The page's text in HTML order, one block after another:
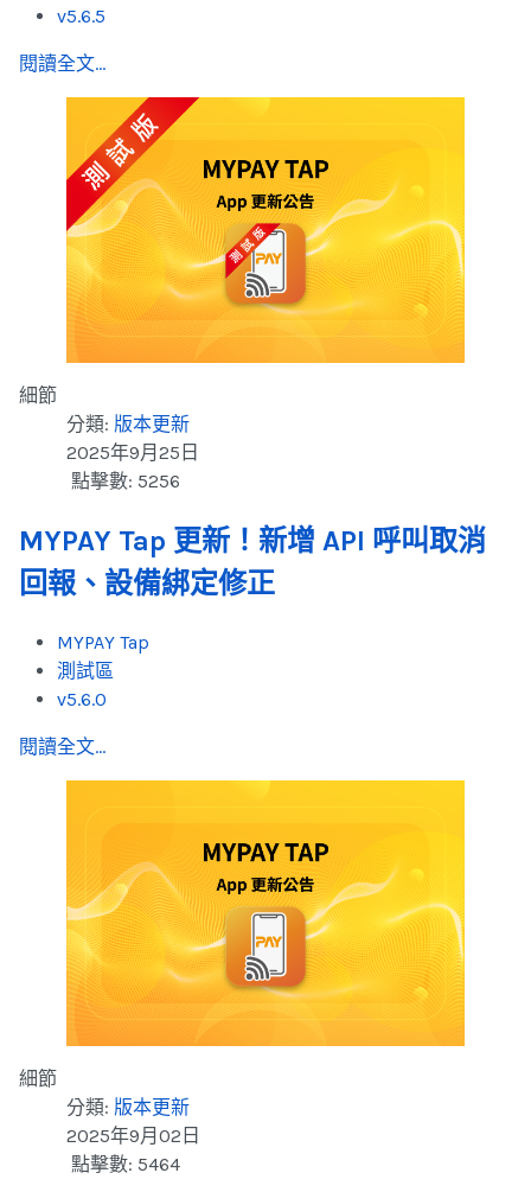
v5.6.5
閱讀全文...
細節
分類: 版本更新
2025年9月25日
點擊數: 5256
MYPAY Tap 更新！新增 API 呼叫取消
回報、設備綁定修正
MYPAY Tap
測試區
v5.6.0
閱讀全文...
細節
分類: 版本更新
2025年9月02日
點擊數: 5464